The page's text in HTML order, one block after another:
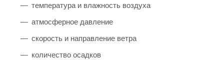
температура и влажность воздуха
атмосферное давление
скорость и направление ветра
количество осадков